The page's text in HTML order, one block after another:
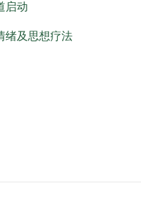
启动
绪及思想疗法